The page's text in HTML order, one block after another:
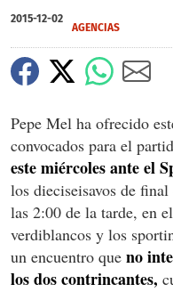
2015-12-02
AGENCIAS
Pepe Mel ha ofrecido
convocados para el
este miércoles ante el
los dieciseisavos de
las 2:00 de la tarde, en
verdiblancos y los
un encuentro que no
los dos contrincantes,